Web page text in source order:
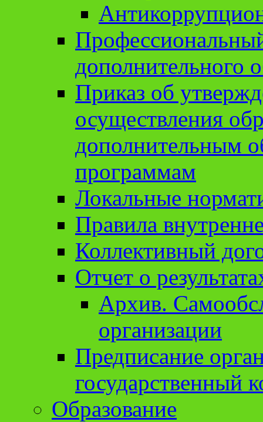
дополнительного
Приказ об
осуществления
дополнительным
программам
Локальные
Правила
Коллективный
Отчет о
Архив.
организации
Предписание
государственный
Образование